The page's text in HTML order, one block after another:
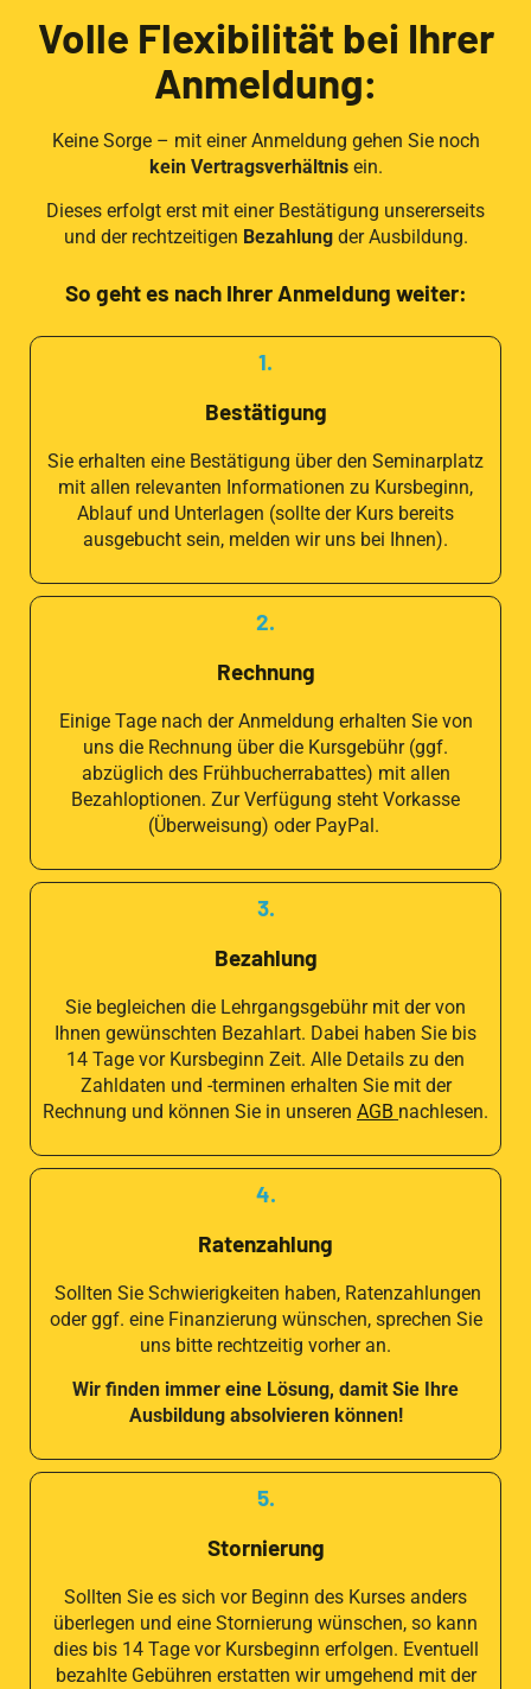
Volle Flexibilität bei Ihrer
Anmeldung:
Keine Sorge – mit einer Anmeldung gehen Sie noch
kein Vertragsverhältnisein.
Dieses erfolgt erst mit einer Bestätigung unsererseits
und der rechtzeitigen Bezahlungder Ausbildung.
So geht es nach Ihrer Anmeldung weiter:
1.
Bestätigung
Sie erhalten eine Bestätigung über den Seminarplatz
mit allen relevanten Informationen zu Kursbeginn,
Ablauf und Unterlagen (sollte der Kurs bereits
ausgebucht sein, melden wir uns bei Ihnen).
2.
Rechnung
Einige Tage nach der Anmeldung erhalten Sie von
uns die Rechnung über die Kursgebühr (ggf.
abzüglich des Frühbucherrabattes) mit allen
Bezahloptionen. Zur Verfügung steht Vorkasse
(Überweisung) oder PayPal.
3.
Bezahlung
Sie begleichen die Lehrgangsgebühr mit der von
Ihnen gewünschten Bezahlart. Dabei haben Sie bis
14 Tage vor Kursbeginn Zeit. Alle Details zu den
Zahldaten und -terminen erhalten Sie mit der
Rechnung und können Sie in unseren AGB nachlesen.
4.
Ratenzahlung
Sollten Sie Schwierigkeiten haben, Ratenzahlungen
oder ggf. eine Finanzierung wünschen, sprechen Sie
uns bitte rechtzeitig vorher an.
Wir finden immer eine Lösung, damit Sie Ihre
Ausbildung absolvieren können!
5.
Stornierung
Sollten Sie es sich vor Beginn des Kurses anders
überlegen und eine Stornierung wünschen, so kann
dies bis 14 Tage vor Kursbeginn erfolgen. Eventuell
bezahlte Gebühren erstatten wir umgehend mit der